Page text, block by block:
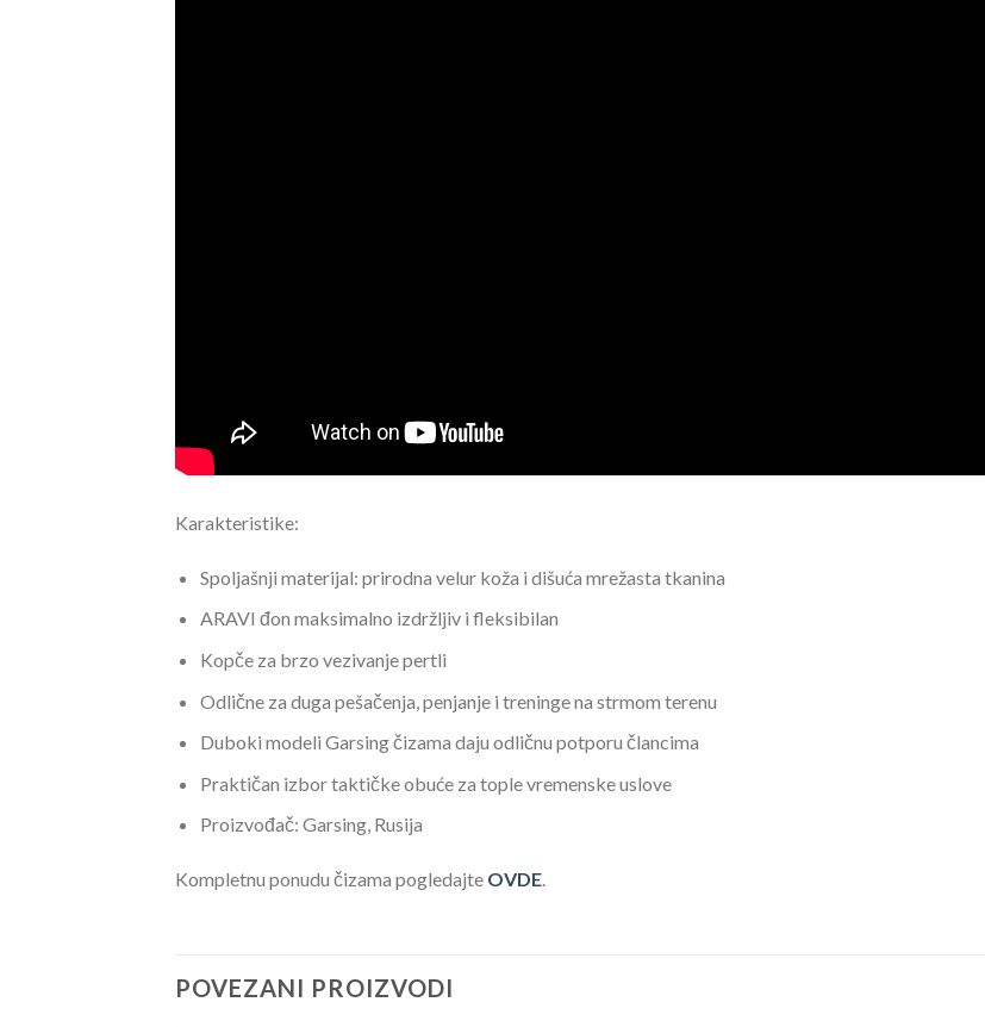
Karakteristike:
Spoljašnji materijal: prirodna velur koža i dišuća mrežasta tkanina
ARAVI đon maksimalno izdržljiv i fleksibilan
Kopče za brzo vezivanje pertli
Odlične za duga pešačenja, penjanje i treninge na strmom terenu
Duboki modeli Garsing čizama daju odličnu potporu člancima
Praktičan izbor taktičke obuće za tople vremenske uslove
Proizvođač: Garsing, Rusija
Kompletnu ponudu čizama pogledajte OVDE.
POVEZANI PROIZVODI